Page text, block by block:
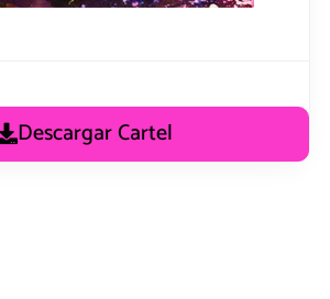
Descargar Cartel